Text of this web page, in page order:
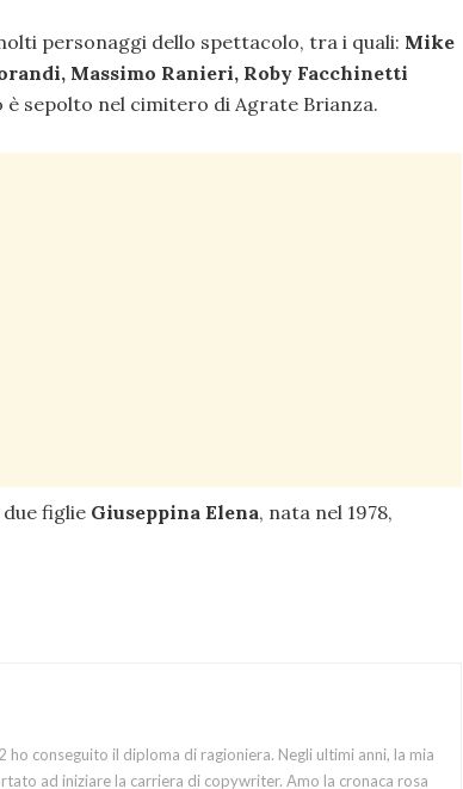
personaggi dello spettacolo, tra i quali: Mike
Massimo Ranieri, Roby Facchinetti
è sepolto nel cimitero di Agrate Brianza.
figlie Giuseppina Elena, nata nel 1978,
ho conseguito il diploma di ragioniera. Negli ultimi anni, la mia
ad iniziare la carriera di copywriter. Amo la cronaca rosa